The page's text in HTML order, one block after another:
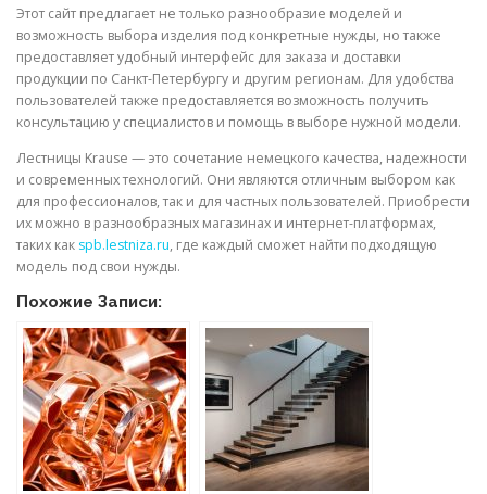
Этот сайт предлагает не только разнообразие моделей и
возможность выбора изделия под конкретные нужды, но также
предоставляет удобный интерфейс для заказа и доставки
продукции по Санкт-Петербургу и другим регионам. Для удобства
пользователей также предоставляется возможность получить
консультацию у специалистов и помощь в выборе нужной модели.
Лестницы Krause — это сочетание немецкого качества, надежности
и современных технологий. Они являются отличным выбором как
для профессионалов, так и для частных пользователей. Приобрести
их можно в разнообразных магазинах и интернет-платформах,
таких как spb.lestniza.ru, где каждый сможет найти подходящую
модель под свои нужды.
Похожие Записи: